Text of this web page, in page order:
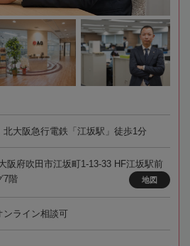
北大阪急行電鉄「江坂駅」徒歩1分
阪府吹田市江坂町1-13-33 HF江坂駅前
7階
地図
ンライン相談可